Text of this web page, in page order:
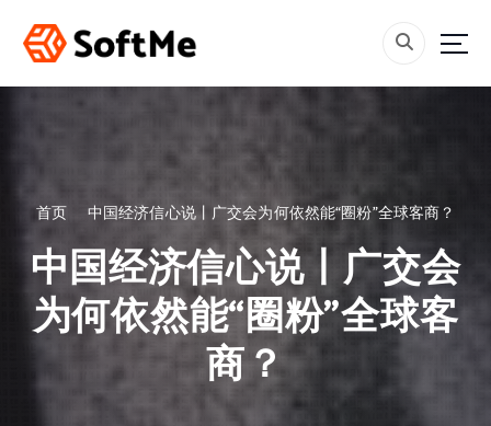
内
首页 中国经济信心说丨广交会为何依然能“圈粉”全球客商？
中国经济信心说丨广交会
为何依然能“圈粉”全球客
商？